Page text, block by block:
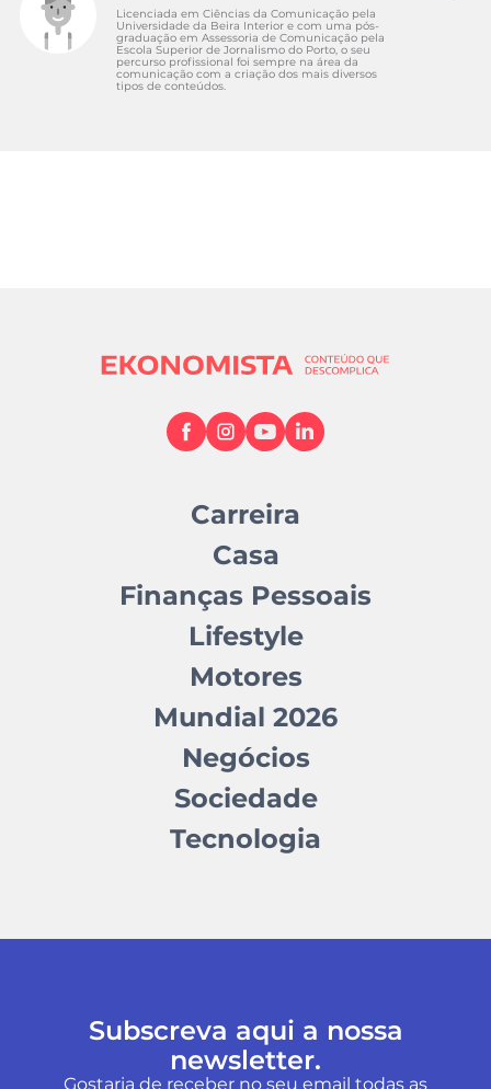
Licenciada em Ciências da Comunicação pela
Universidade da Beira Interior e com uma pós-
graduação em Assessoria de Comunicação pela
Escola Superior de Jornalismo do Porto, o seu
percurso profissional foi sempre na área da
comunicação com a criação dos mais diversos
tipos de conteúdos.
Carreira
Casa
Finanças Pessoais
Lifestyle
Motores
Mundial 2026
Negócios
Sociedade
Tecnologia
Subscreva aqui a nossa
newsletter.
Gostaria de receber no seu email todas as